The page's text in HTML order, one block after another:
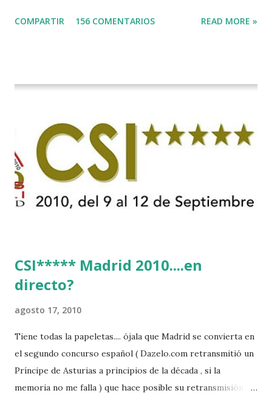
COMPARTIR 156 COMENTARIOS READ MORE »
CSI***** Madrid 2010....en
directo?
agosto 17, 2010
Tiene todas la papeletas.... ójala que Madrid se convierta en
el segundo concurso español ( Dazelo.com retransmitió un
Príncipe de Asturias a principios de la década , si la
memoria no me falla ) que hace posible su retransmisión via